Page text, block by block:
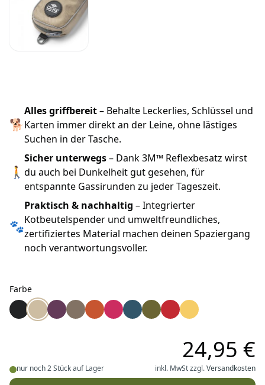
🐕
Alles griffbereit– Behalte Leckerlies, Schlüssel und
Karten immer direkt an der Leine, ohne lästiges
Suchen in der Tasche.
🚶
Sicher unterwegs– Dank 3M™ Reflexbesatz wirst
du auch bei Dunkelheit gut gesehen, für
entspannte Gassirunden zu jeder Tageszeit.
🐾
Praktisch & nachhaltig – Integrierter
Kotbeutelspender und umweltfreundliches,
zertifiziertes Material machen deinen Spaziergang
noch verantwortungsvoller.
Farbe
Farbe
Dog Copenhagen Leinentasche Pouch Organizer V3
Dog Copenhagen Leinentasche Pouch Organizer V3
Dog Copenhagen Leinentasche Pouch
Dog Copenhagen Leinentasche Pouch
Dog Copenhagen Leinentasche Pouch
Dog Copenhagen Leinentasche
Dog Copenhagen
Dog Copenhagen
Dog Copenhagen
Dog Copenhagen
nur noch 2 Stück auf Lager
24,95 €
inkl. MwSt zzgl.Versandkosten